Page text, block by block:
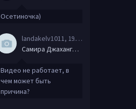
Осетиночка)
landakelv1011 , 19.06.20
Самира Джахангирова
Видео не работает, в
чем может быть
причина?